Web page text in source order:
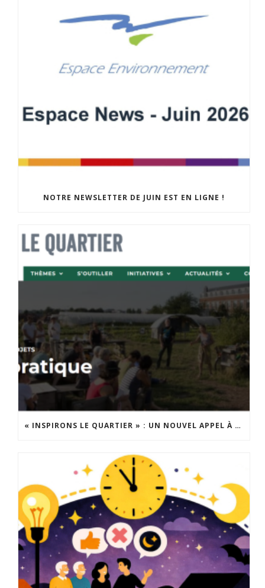
NOTRE NEWSLETTER DE JUIN EST EN LIGNE !
« INSPIRONS LE QUARTIER » : UN NOUVEL APPEL À PROJETS EST LANCÉ !